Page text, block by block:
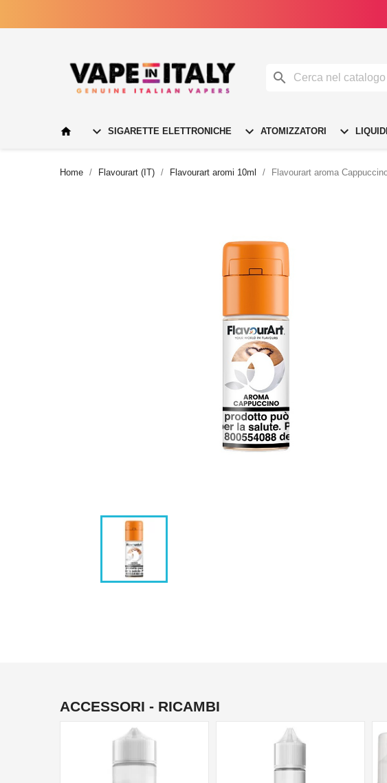

  SIGARETTE ELETTRONICHE  ATOMIZZATORI 
Home Flavourart (IT) Flavourart aromi 10ml Flavourart aroma
ACCESSORI - RICAMBI